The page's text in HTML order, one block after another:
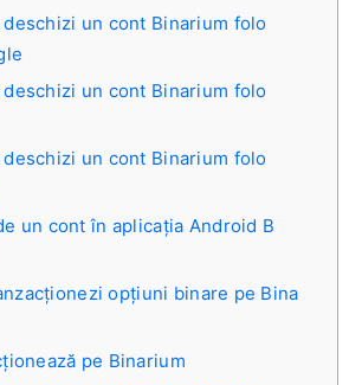
deschizi un cont Binarium folo
deschizi un cont Binarium folo
deschizi un cont Binarium folo
un cont în aplicația Android B
opțiuni binare pe Bina
pe Binarium